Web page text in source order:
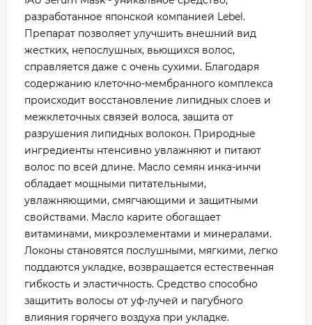
разработанное японской компанией Lebel.
Препарат позволяет улучшить внешний вид
жестких, непослушных, вьющихся волос,
справляется даже с очень сухими. Благодаря
содержанию клеточно-мембранного комплекса
происходит восстановление липидных слоев и
межклеточных связей волоса, защита от
разрушения липидных волокон. Природные
ингредиенты нтенсивно увлажняют и питают
волос по всей длине. Масло семян инка-инчи
обладает мощными питательными,
увлажняющими, смягчающими и защитными
свойствами. Масло карите обогащает
витаминами, микроэлементами и минералами.
Локоны становятся послушными, мягкими, легко
поддаются укладке, возвращается естественная
гибкость и эластичность. Средство способно
защитить волосы от уф-лучей и пагубного
влияния горячего воздуха при укладке.